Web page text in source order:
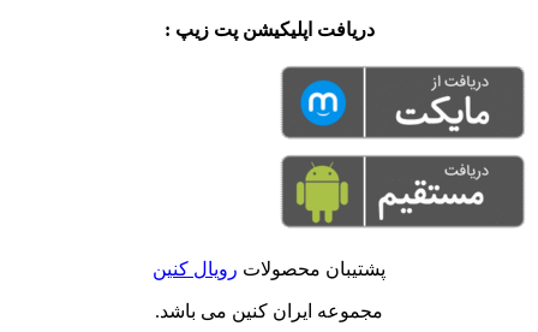
دریافت اپلیکیشن پت زیپ :
پشتیبان محصولات رویال کنین
مجموعه ایران کنین می باشد.